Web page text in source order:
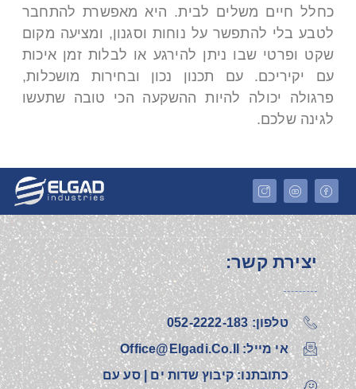
כחלל חיים משלים לבית. היא מאפשרת להתחבר
לטבע בלי להתפשר על נוחות וסגנון, ומציעה מקום
שקט ופרטי שבו ניתן להירגע או לבלות זמן איכות
עם יקיריכם. עם תכנון נכון ובחירות מושכלות,
פרגולה יכולה להיות ההשקעה הכי טובה שתעשו
לגינה שלכם.
יצירת קשר:
טלפון: 052-2222-183‎
אי מייל: Office@elgadi.co.il
כתובתנו: קיבוץ שדות ים | סע עם